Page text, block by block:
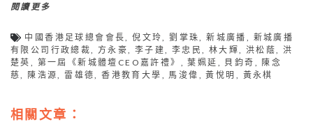
閱讀更多
中國香港足球總會會長,倪文玲,劉掌珠,新城廣播 , 新城廣播
有限公司行政總裁,方永豪,李子建,李忠民,林大輝,洪松蔭,洪
楚英 , 第一屆《新城體壇CEO嘉許禮》 ,葉姵延 , 貝鈞奇 , 陳念
慈, 陳浩源, 雷雄德,香港教育大學 , 馬浚偉 ,黃悅明 , 黃永棋
相關文章：